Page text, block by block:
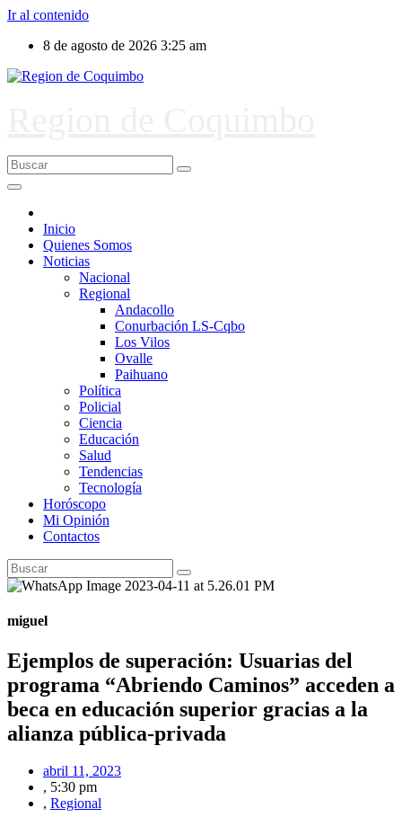
Ir al contenido
8 de agosto de 2026 3:25 am
Inicio
Quienes Somos
Noticias
Nacional
Regional
Andacollo
Conurbación LS-Cqbo
Los Vilos
Ovalle
Paihuano
Política
Policial
Ciencia
Educación
Salud
Tendencias
Tecnología
Horóscopo
Mi Opinión
Contactos
miguel
Ejemplos de superación: Usuarias del
programa “Abriendo Caminos” acceden a
beca en educación superior gracias a la
alianza pública-privada
abril 11, 2023
, 5:30 pm
, Regional